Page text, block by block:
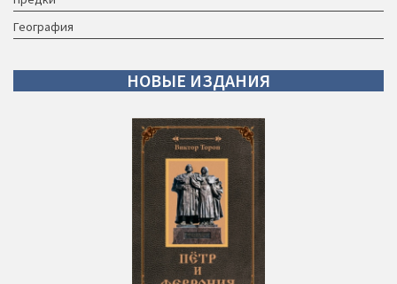
География
НОВЫЕ ИЗДАНИЯ